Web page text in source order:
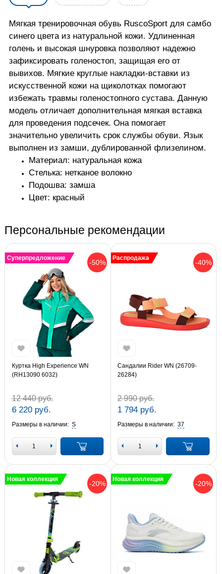
Мягкая тренировочная обувь RuscoSport для самбо
синего цвета из натуральной кожи. Удлиненная
голень и высокая шнуровка позволяют надежно
зафиксировать голеностоп, защищая его от
вывихов. Мягкие круглые накладки-вставки из
искусственной кожи на щиколотках помогают
избежать травмы голеностопного сустава. Данную
модель отличает дополнительная мягкая вставка
для проведения подсечек. Она помогает
значительно увеличить срок службы обуви. Язык
выполнен из замши, дублированной флизелином.
Материал: натуральная кожа
Стелька: нетканое волокно
Подошва: замша
Цвет: красный
Персональные рекомендации
-50%
Суперпредложение
Куртка High Experience WN
(RH13090 6032)
12 440 руб.
6 220 руб.
Размеры в наличии: S
-40%
Распродажа
Сандалии Rider WN (26709-
26284)
2 990 руб.
1 794 руб.
Размеры в наличии: 37
-20%
Новая коллекция
-20%
Новая коллекция